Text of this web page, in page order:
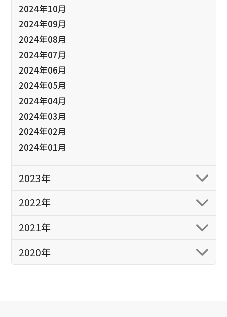
2024年10月
2024年09月
2024年08月
2024年07月
2024年06月
2024年05月
2024年04月
2024年03月
2024年02月
2024年01月
2023年
2022年
2021年
2020年